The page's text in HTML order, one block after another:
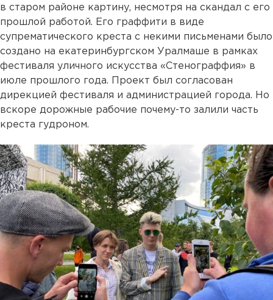
в старом районе картину, несмотря на скандал с его
прошлой работой. Его граффити в виде
супрематического креста с некими письменами было
создано на екатеринбургском Уралмаше в рамках
фестиваля уличного искусства «Стенограффия» в
июле прошлого года. Проект был согласован
дирекцией фестиваля и администрацией города. Но
вскоре дорожные рабочие почему-то залили часть
креста гудроном.